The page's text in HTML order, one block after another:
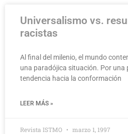
Universalismo vs.
racistas
Al final del milenio, el mundo
una paradójica situación. Por una
tendencia hacia la conformación
LEER MÁS »
Revista ISTMO marzo 1, 1997